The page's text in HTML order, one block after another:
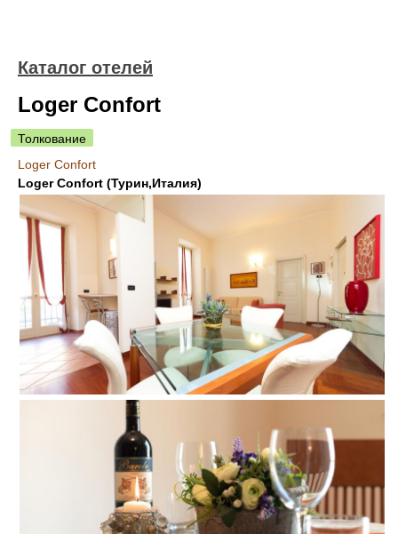
Каталог отелей
Loger Confort
Толкование
Loger Confort
Loger Confort (Турин,Италия)